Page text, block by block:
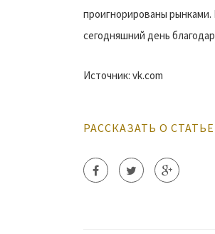
проигнорированы
сегодняшний день
Источник: vk.com
РАССКАЗАТЬ О СТАТЬЕ